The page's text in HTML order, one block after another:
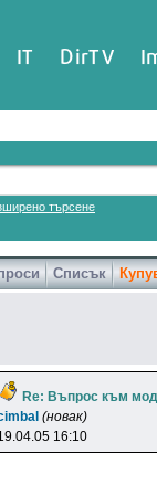
IT DirTV
търсене
Списък
Re: Въпрос към
(новак)
16:10